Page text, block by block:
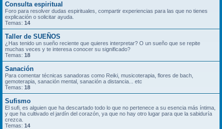
Consulta espiritual
Foro para resolver dudas espirituales, compartir experiencias para las que no tienes
explicación o solicitar ayuda.
Temas: 14
Taller de SUEÑOS
¿Has tenido un sueño reciente que quieres interpretar? O un sueño que se repite
muchas veces y te interesa conocer su significado?
Temas: 18
Sanación
Para comentar técnicas sanadoras como Reiki, musicoterapia, flores de bach,
gemoterapia, sanación mental, sanación a distancia... etc
Temas: 18
Sufismo
El sufi, es alguien que ha descartado todo lo que no pertenece a su esencia más íntima,
y que ha cultivado el jardín del corazón, ya que no hay otro lugar para que la sabiduría
crezca.
Temas: 14